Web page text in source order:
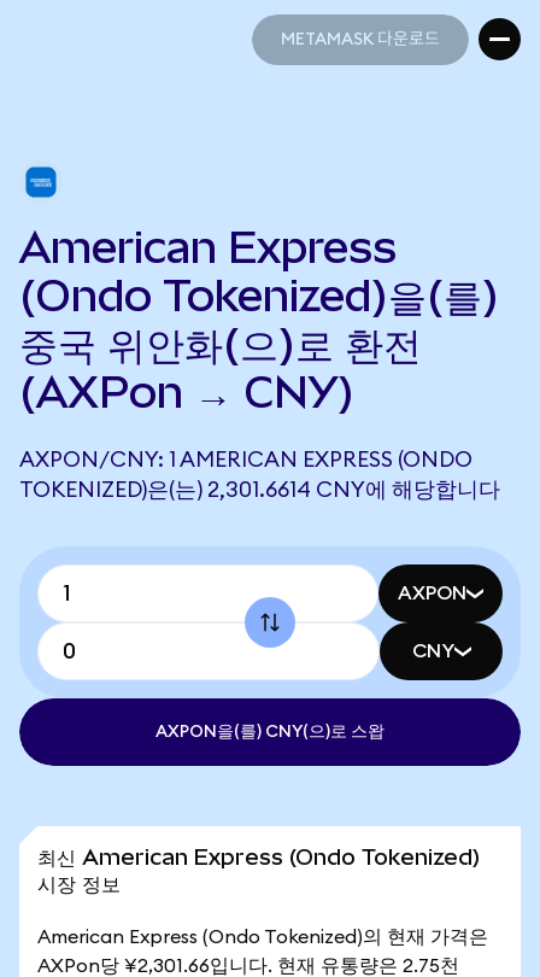
METAMASK 다운로드
American Express
(Ondo Tokenized)을(를)
중국 위안화(으)로 환전
(AXPon → CNY)
AXPON/CNY: 1 AMERICAN EXPRESS (ONDO
TOKENIZED)은(는) 2,301.6614 CNY에 해당합니다
AXPON
CNY
AXPON을(를) CNY(으)로 스왑
최신 American Express (Ondo Tokenized)
시장 정보
American Express (Ondo Tokenized)의 현재 가격은
AXPon당 ¥2,301.66입니다. 현재 유통량은 2.75천